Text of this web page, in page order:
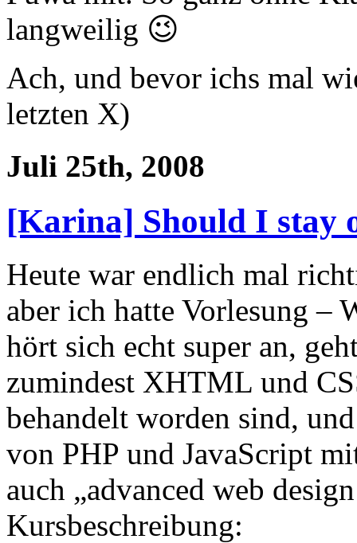
langweilig 😉
Ach, und bevor ichs mal
letzten X)
Juli 25th, 2008
[Karina] Should I stay
Heute war endlich mal
aber ich hatte Vorlesung –
hört sich echt super an,
zumindest XHTML und
behandelt worden sind,
von PHP und JavaScript
auch „advanced web
Kursbeschreibung: